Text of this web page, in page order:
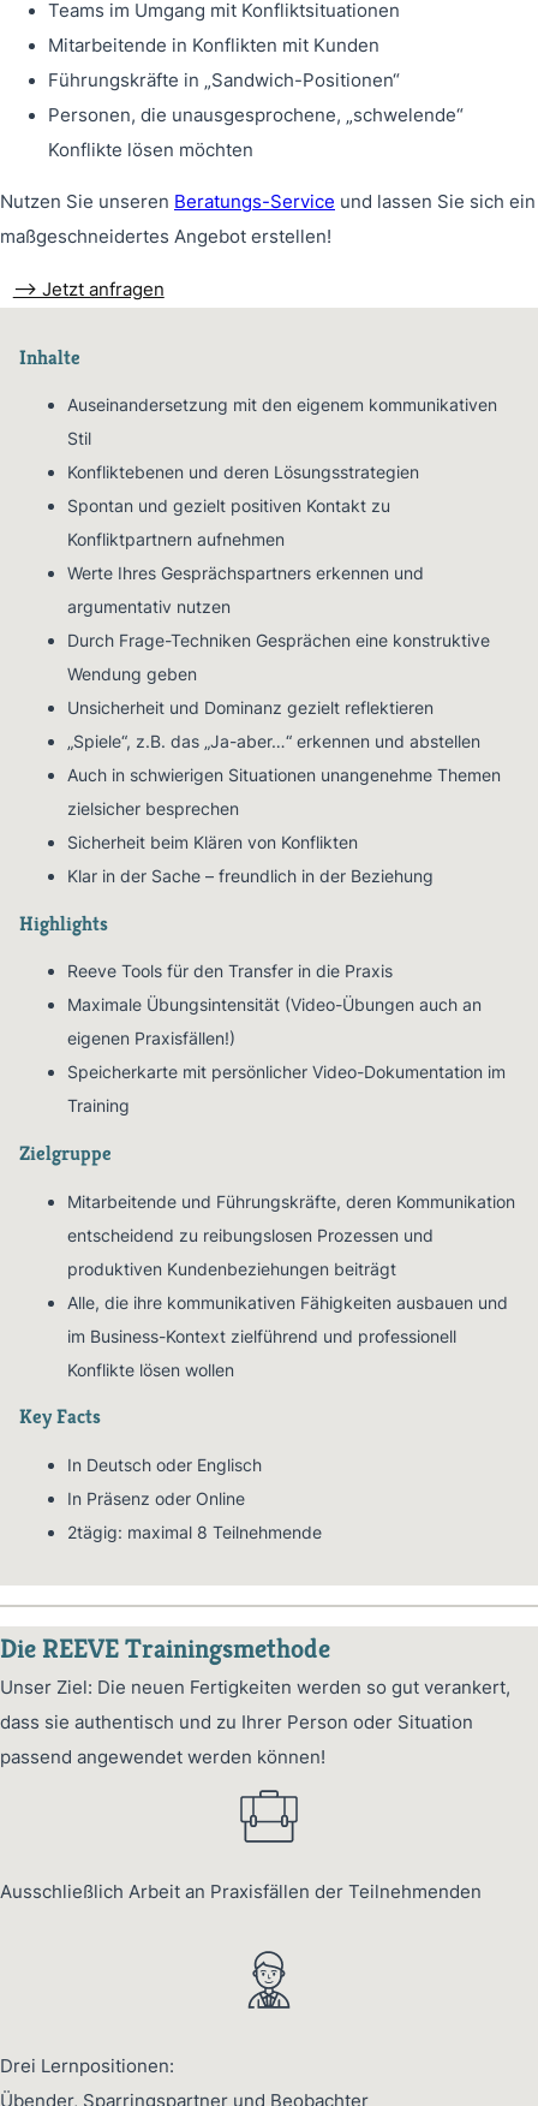
Teams im Umgang mit Konfliktsituationen
Mitarbeitende in Konflikten mit Kunden
Führungskräfte in „Sandwich-Positionen“
Personen, die unausgesprochene, „schwelende“
Konflikte lösen möchten
Nutzen Sie unseren Beratungs-Service und lassen Sie sich ein
maßgeschneidertes Angebot erstellen!
–> Jetzt anfragen
Inhalte
Auseinandersetzung mit den eigenem kommunikativen
Stil
Konfliktebenen und deren Lösungsstrategien
Spontan und gezielt positiven Kontakt zu
Konfliktpartnern aufnehmen
Werte Ihres Gesprächspartners erkennen und
argumentativ nutzen
Durch Frage-Techniken Gesprächen eine konstruktive
Wendung geben
Unsicherheit und Dominanz gezielt reflektieren
„Spiele“, z.B. das „Ja-aber…“ erkennen und abstellen
Auch in schwierigen Situationen unangenehme Themen
zielsicher besprechen
Sicherheit beim Klären von Konflikten
Klar in der Sache – freundlich in der Beziehung
Highlights
Reeve Tools für den Transfer in die Praxis
Maximale Übungsintensität (Video-Übungen auch an
eigenen Praxisfällen!)
Speicherkarte mit persönlicher Video-Dokumentation im
Training
Zielgruppe
Mitarbeitende und Führungskräfte, deren Kommunikation
entscheidend zu reibungslosen Prozessen und
produktiven Kundenbeziehungen beiträgt
Alle, die ihre kommunikativen Fähigkeiten ausbauen und
im Business-Kontext zielführend und professionell
Konflikte lösen wollen
Key Facts
In Deutsch oder Englisch
In Präsenz oder Online
2tägig: maximal 8 Teilnehmende
Die REEVE Trainingsmethode
Unser Ziel: Die neuen Fertigkeiten werden so gut verankert,
dass sie authentisch und zu Ihrer Person oder Situation
passend angewendet werden können!
Ausschließlich Arbeit an Praxisfällen der Teilnehmenden
Drei Lernpositionen:
Übender, Sparringspartner und Beobachter